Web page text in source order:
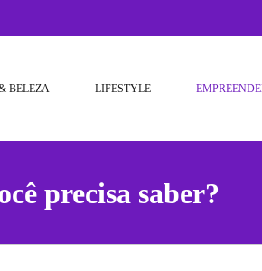
BELEZA LIFESTYLE
precisa saber?